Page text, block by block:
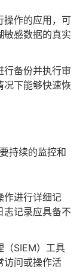
操作的应用，可
敏感数据的真实
行备份并执行审
况下能够快速恢
持续的监控和
作进行详细记
志记录应具备不
（SIEM）工具
访问或操作活